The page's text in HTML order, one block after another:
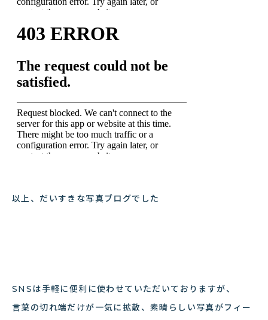
以上、だいすきな写真ブログでした
SNSは手軽に便利に使わせていただいておりますが、
言葉の切れ端だけが一気に拡散、素晴らしい写真がフィー